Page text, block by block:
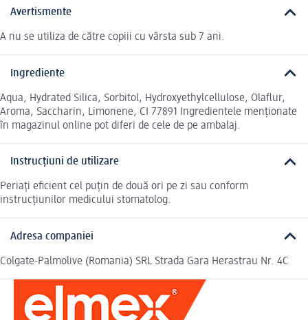
Avertismente
A nu se utiliza de către copiii cu vârsta sub 7 ani.
Ingrediente
Aqua, Hydrated Silica, Sorbitol, Hydroxyethylcellulose, Olaflur,
Aroma, Saccharin, Limonene, CI 77891 Ingredientele menționate
în magazinul online pot diferi de cele de pe ambalaj.
Instrucțiuni de utilizare
Periați eficient cel puțin de două ori pe zi sau conform
instrucțiunilor medicului stomatolog.
Adresa companiei
Colgate-Palmolive (Romania) SRL Strada Gara Herastrau Nr. 4C